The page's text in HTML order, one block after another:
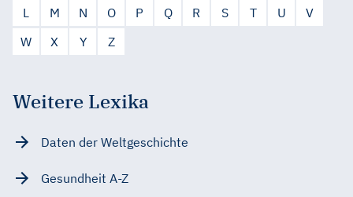
L
M N O P Q R S T U
V
W
X Y Z
Weitere Lexika
Daten der Weltgeschichte
Gesundheit A-Z